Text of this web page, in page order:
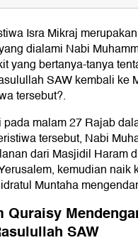
Quraisy Mendengar
SAW
Balik Peristiwa Isra
Kebesaran Allah SWT
Waktu sebagai Kewajiban
Rasulullah SAW
Isra Mikraj
dialami Nabi
yang bertanya-tanya
SAW kembali ke
tersebut?.
pada malam 27 Rajab
tersebut, Nabi
dari Masjidil Haram
kemudian naik
Muntaha
Quraisy
SAW